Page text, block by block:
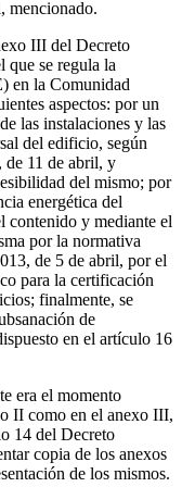
mencionado.
III del Decreto
que se regula la
en la Comunidad
aspectos: por un
las instalaciones y las
del edificio, según
11 de abril, y
del mismo; por
energética del
contenido y mediante el
por la normativa
de 5 de abril, por el
para la certificación
finalmente, se
de
en el artículo 16
era el momento
II como en el anexo III,
14 del Decreto
copia de los anexos
de los mismos.